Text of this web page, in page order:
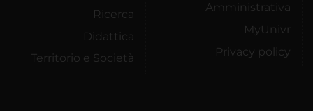
Ricerca
Didattica
Territorio e Società
Amministrativa
MyUnivr
Privacy policy